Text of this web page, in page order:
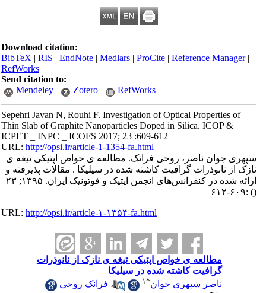
Download citation:
BibTeX|RIS|EndNote|Medlars|ProCite|Reference Manager
RefWorks
Send citation to:
Mendeley
Zotero RefWorks
Sepehri Javan N, Rouhi F. Investigation of Optical Properties of
Thin Slab of Graphite Nanoparticles Doped in Silica. ICOP &
ICPET _ INPC _ ICOFS 2017; 23 :609-612
URL:http://opsi.ir/article-1-1354-fa.html
سپهری جوان ناصر، روحی فرانک. مطالعه ی خواص اپتیکی تیغه ی
نازک از نانوذرات گرافیت کاشته شده در سیلیکا . مقالات پذیرفته و
ارائه شده در کنفرانس‌های انجمن اپتیک و فوتونیک ایران. ۱۳۹۵; ۲۳
:۶۰۹-۶۱۲
URL:http://opsi.ir/article-۱-۱۳۵۴-fa.html
مطالعه ی خواص اپتیکی تیغه ی نازک از نانوذرات
گرافیت کاشته شده در سیلیکا
ناصر سپهری جوان
*۱ ،فرانک روحی